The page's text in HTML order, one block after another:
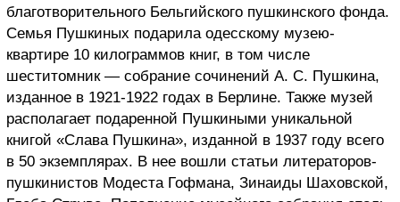
благотворительного Бельгийского пушкинского фонда.
Семья Пушкиных подарила одесскому музею-
квартире 10 килограммов книг, в том числе
шеститомник — собрание сочинений А. С. Пушкина,
изданное в 1921-1922 годах в Берлине. Также музей
располагает подаренной Пушкиными уникальной
книгой «Слава Пушкина», изданной в 1937 году всего
в 50 экземплярах. В нее вошли статьи литераторов-
пушкинистов Модеста Гофмана, Зинаиды Шаховской,